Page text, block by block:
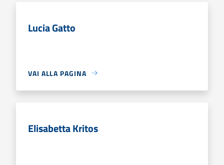
Lucia Gatto
VAI ALLA PAGINA
Elisabetta Kritos